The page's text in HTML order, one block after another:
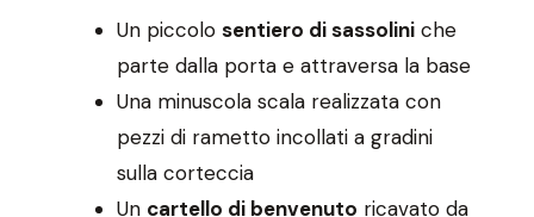
Un piccolo sentiero di sassolini che
parte dalla porta e attraversa la base
Una minuscola scala realizzata con
pezzi di rametto incollati a gradini
sulla corteccia
Un cartello di benvenuto ricavato da